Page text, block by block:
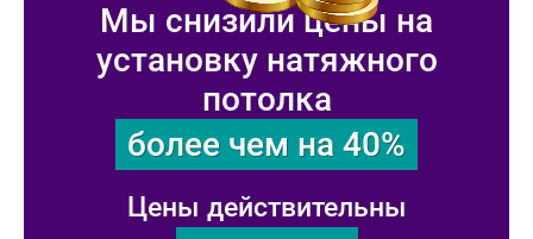
Мы снизили цены на
установку натяжного
потолка
более чем на 40%
Цены действительны